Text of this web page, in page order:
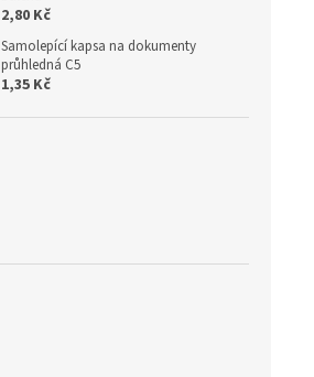
2,80 Kč
Samolepící kapsa na dokumenty
průhledná C5
1,35 Kč